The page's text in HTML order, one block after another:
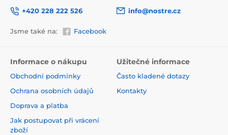
Použitá tisková metoda je ekologická, a proto jsou
přísné normy a mají VOC i GREENGUARD GOLD
certifikaci. Navíc jsou bez obsahu PVC a lepidlo je na
+420 228 222 526
info@nostre.cz
Jsme také na: Facebook
Informace o nákupu
Obchodní podmínky
Ochrana osobních údajů
Doprava a platba
Jak postupovat při vrácení
zboží
Užitečné informace
Často kladené dotazy
Kontakty